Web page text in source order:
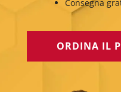
Consegna
ORDINA IL